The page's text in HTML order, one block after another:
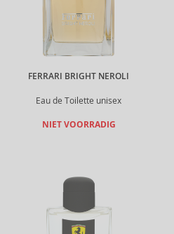
FERRARI BRIGHT NEROLI
Eau de Toilette unisex
NIET VOORRADIG